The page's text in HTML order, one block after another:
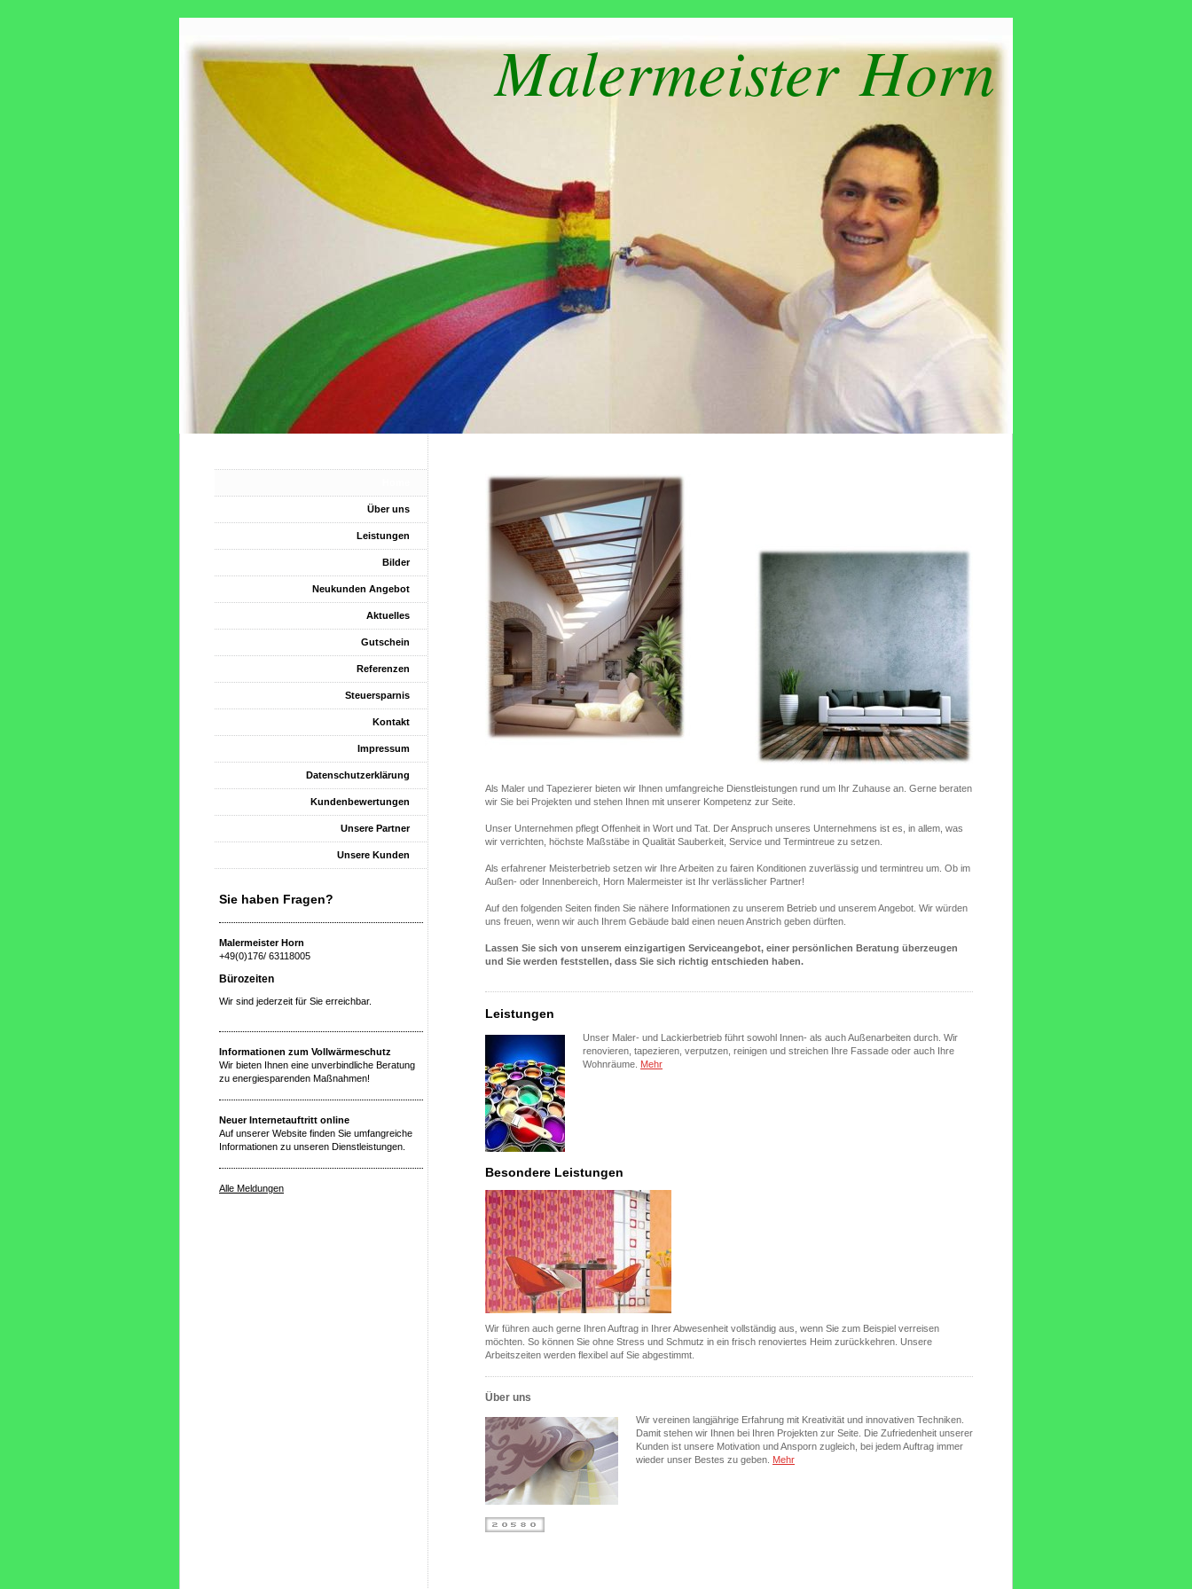
Malermeister Horn
Als Maler und Tapezierer bieten wir Ihnen umfangreiche Dienstleistungen rund um Ihr Zuhause an. Gerne beraten
wir Sie bei Projekten und stehen Ihnen mit unserer Kompetenz zur Seite.
Unser Unternehmen pflegt Offenheit in Wort und Tat. Der Anspruch unseres Unternehmens ist es, in allem, was
wir verrichten, höchste Maßstäbe in Qualität Sauberkeit, Service und Termintreue zu setzen.
Als erfahrener Meisterbetrieb setzen wir Ihre Arbeiten zu fairen Konditionen zuverlässig und termintreu um. Ob im
Außen- oder Innenbereich, Horn Malermeister ist Ihr verlässlicher Partner!
Auf den folgenden Seiten finden Sie nähere Informationen zu unserem Betrieb und unserem Angebot. Wir würden
uns freuen, wenn wir auch Ihrem Gebäude bald einen neuen Anstrich geben dürften.
Lassen Sie sich von unserem einzigartigen Serviceangebot, einer persönlichen Beratung überzeugen
und Sie werden feststellen, dass Sie sich richtig entschieden haben.
Leistungen
Unser Maler- und Lackierbetrieb führt sowohl Innen- als auch Außenarbeiten durch. Wir
renovieren, tapezieren, verputzen, reinigen und streichen Ihre Fassade oder auch Ihre
Wohnräume. Mehr
Besondere Leistungen
Wir führen auch gerne Ihren Auftrag in Ihrer Abwesenheit vollständig aus, wenn Sie zum Beispiel verreisen
möchten. So können Sie ohne Stress und Schmutz in ein frisch renoviertes Heim zurückkehren. Unsere
Arbeitszeiten werden flexibel auf Sie abgestimmt.
Über uns
Wir vereinen langjährige Erfahrung mit Kreativität und innovativen Techniken.
Damit stehen wir Ihnen bei Ihren Projekten zur Seite. Die Zufriedenheit unserer
Kunden ist unsere Motivation und Ansporn zugleich, bei jedem Auftrag immer
wieder unser Bestes zu geben. Mehr
Über uns
Leistungen
Bilder
Neukunden Angebot
Aktuelles
Gutschein
Referenzen
Steuersparnis
Kontakt
Impressum
Datenschutzerklärung
Kundenbewertungen
Unsere Partner
Unsere Kunden
Sie haben Fragen?
Malermeister Horn
+49(0)176/ 63118005
Bürozeiten
Wir sind jederzeit für Sie erreichbar.
Informationen zum Vollwärmeschutz
Wir bieten Ihnen eine unverbindliche Beratung
zu energiesparenden Maßnahmen!
Neuer Internetauftritt online
Auf unserer Website finden Sie umfangreiche
Informationen zu unseren Dienstleistungen.
Alle Meldungen